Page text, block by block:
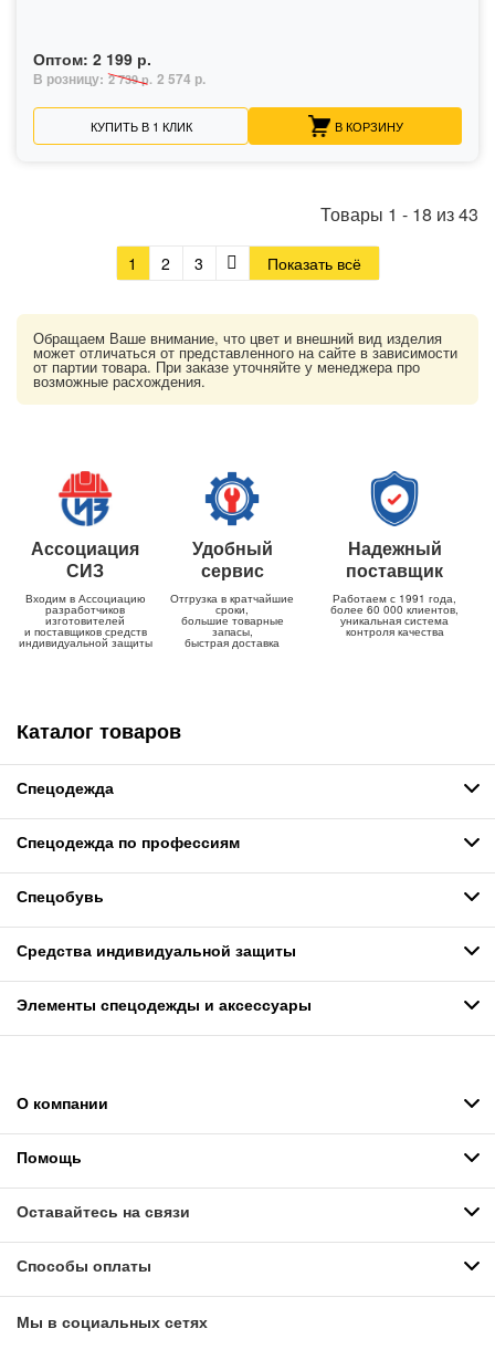
Оптом: 2 199 р.
В розницу: 2 739 р. 2 574 р.
КУПИТЬ В 1 КЛИК В КОРЗИНУ
Товары 1 - 18 из43
1 2 3 Показать всё
Обращаем Ваше внимание, что цвет и внешний вид изделия
может отличаться от представленного на сайте в зависимости
от партии товара. При заказе уточняйте у менеджера про
возможные расхождения.
Ассоциация
СИЗ
Входим в Ассоциацию
разработчиков
изготовителей
и поставщиков средств
индивидуальной защиты
Удобный
сервис
Отгрузка в кратчайшие
сроки,
большие товарные
запасы,
быстрая доставка
Надежный
поставщик
Работаем с 1991 года,
более 60 000 клиентов,
уникальная система
контроля качества
Каталог товаров
Спецодежда
Спецодежда по профессиям
Спецобувь
Средства индивидуальной защиты
Элементы спецодежды и аксессуары
О компании
Помощь
Оставайтесь на связи
Способы оплаты
Мы в социальных сетях